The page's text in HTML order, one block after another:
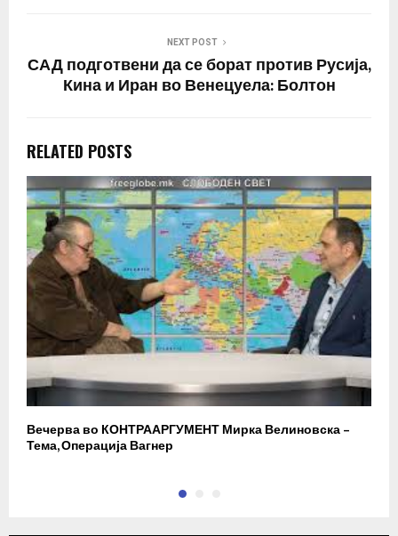
NEXT POST
САД подготвени да се борат против Русија,
Кина и Иран во Венецуела: Болтон
RELATED POSTS
Вечерва во КОНТРААРГУМЕНТ Мирка Велиновска –
Тема, Операција Вагнер